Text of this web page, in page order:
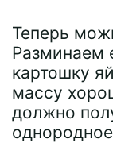
Теперь
Разминаем
картошку
массу
должно